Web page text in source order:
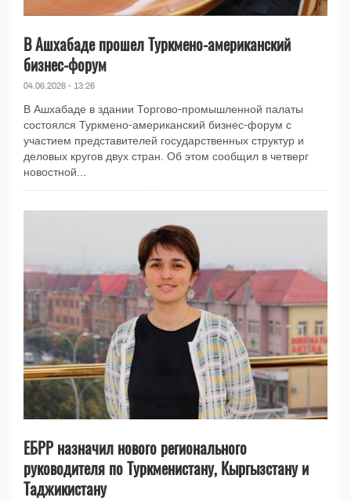
В Ашхабаде прошел Туркмено-американский
бизнес-форум
04.06.2026 - 13:26
В Ашхабаде в здании Торгово-промышленной палаты
состоялся Туркмено-американский бизнес-форум с
участием представителей государственных структур и
деловых кругов двух стран. Об этом сообщил в четверг
новостной...
ЕБРР назначил нового регионального
руководителя по Туркменистану, Кыргызстану и
Таджикистану